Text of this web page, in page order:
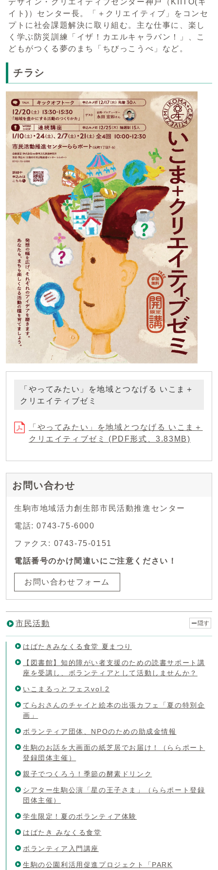
デザイン・クリエイティブセンター神戸（KIITO(キ
イト)）センター長。「＋クリエイティブ」をコンセ
プトに社会課題解決に取り組む。主な仕事に、楽し
く学ぶ防災訓練「イザ！カエルキャラバン！」、こ
どもがつくる夢のまち「ちびっこうべ」など。
チラシ
「やってみたい」を地域とつなげる いこま＋
クリエイティブゼミ
「やってみたい」を地域とつなげる いこま＋
クリエイティブゼミ (PDF形式、3.83MB)
お問い合わせ
生駒市地域活力創生部市民活動推進センター
電話: 0743-75-6000
ファクス: 0743-75-0151
電話番号のかけ間違いにご注意ください！
お問い合わせフォーム
市民活動 隠す
はばたきみなくる食堂 夏まつり
【図書館】知的障がい者支援のための読書サポート講
座を受講し、ボランティアとして活動しませんか？
いこまるっとフェスvol.2
てらおさんのチャイと絵本の出張カフェ「夏の特別企
画」
ボランティア団体、NPOのための助成金情報
生駒のお話を大画面の紙芝居でお届け！（ららポート
登録団体主催）
親子でつくろう！季節の酵素ドリンク
シアター生駒公演「星の王子さま」（ららポート登録
団体主催）
学生限定！夏のボランティア体験
はばたき みなくる食堂
ボランティア入門講座
生駒の公園利活用促進プロジェクト「PARK